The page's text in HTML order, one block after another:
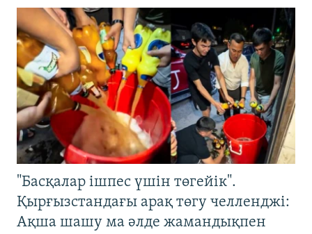
"Басқалар ішпес үшін төгейік".
Қырғызстандағы арақ төгу челленджі:
Ақша шашу ма әлде жамандықпен